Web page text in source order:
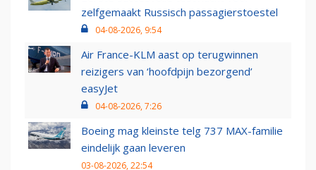
zelfgemaakt Russisch passagierstoestel
04-08-2026, 9:54
Air France-KLM aast op terugwinnen
reizigers van ‘hoofdpijn bezorgend’
easyJet
04-08-2026, 7:26
Boeing mag kleinste telg 737 MAX-familie
eindelijk gaan leveren
03-08-2026, 22:54